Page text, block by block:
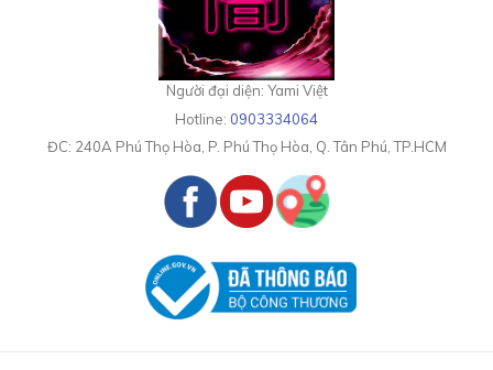
Người đại diện: Yami Việt
Hotline: 0903334064
ĐC: 240A Phú Thọ Hòa, P. Phú Thọ Hòa, Q. Tân Phú, TP.HCM